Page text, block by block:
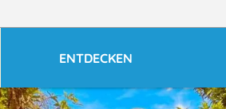
ENTDECKEN